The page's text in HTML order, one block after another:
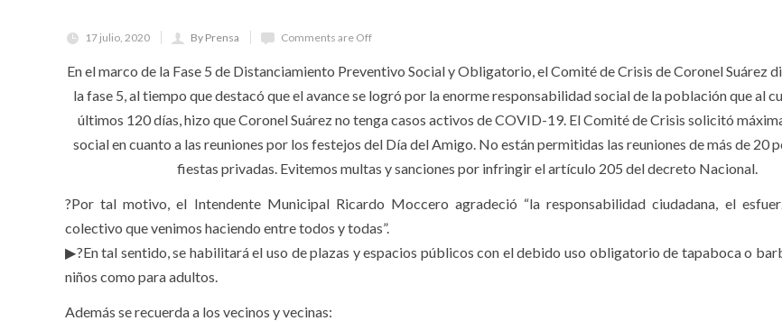
17 julio, 2020 By Prensa Comments are Off
En el marco de la Fase 5 de Distanciamiento Preventivo Social y Obligatorio, el Comité de Crisis de Coronel Suárez
la fase 5, al tiempo que destacó que el avance se logró por la enorme responsabilidad social de la población que al
últimos 120 días, hizo que Coronel Suárez no tenga casos activos de COVID-19. El Comité de Crisis solicitó
social en cuanto a las reuniones por los festejos del Día del Amigo. No están permitidas las reuniones de más de 20
fiestas privadas. Evitemos multas y sanciones por infringir el artículo 205 del decreto Nacional.
?Por tal motivo, el Intendente Municipal Ricardo Moccero agradeció “la responsabilidad ciudadana, el
colectivo que venimos haciendo entre todos y todas”.
▶?En tal sentido, se habilitará el uso de plazas y espacios públicos con el debido uso obligatorio de tapaboca o
niños como para adultos.
Además se recuerda a los vecinos y vecinas: